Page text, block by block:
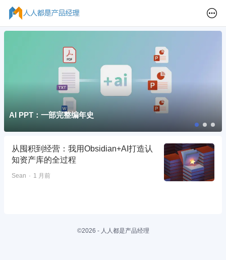
AI PPT：一部完整编年史
从囤积到经营：我用Obsidian+AI打造认
知资产库的全过程
Sean 1 月前
©2026 - 人人都是产品经理